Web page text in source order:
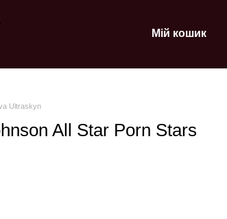
Мій кошик
Ultraskyn
All Star Porn Stars